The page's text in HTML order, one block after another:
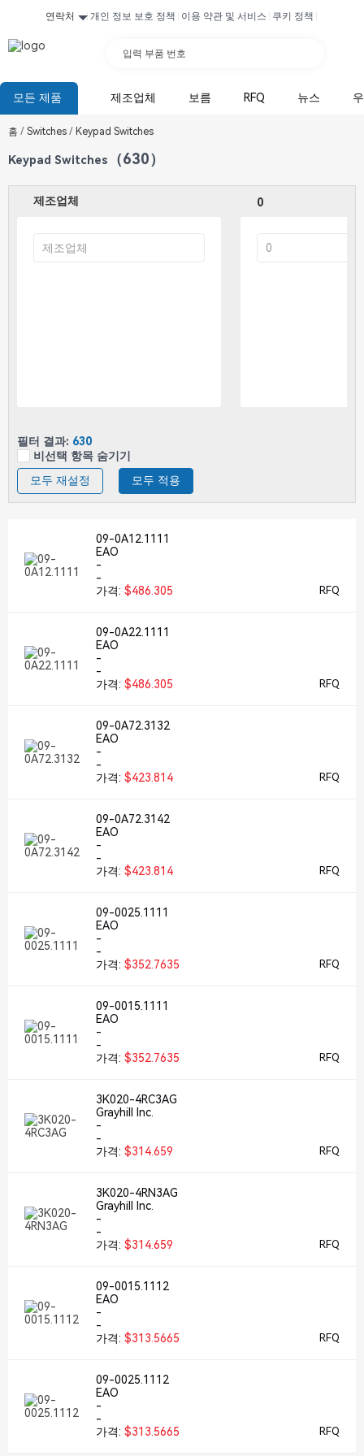
연락처 개인 정보 보호 정책 이용 약관 및 서비스 쿠키 정책
입력 부품 번호
모든 제품 제조업체 보름 RFQ 뉴스
홈 / Switches / Keypad Switches
Keypad Switches （630）
제조업체 0
필터 결과: 630
비선택 항목 숨기기
모두 재설정
모두 적용
09-0A12.1111
EAO
-
-
가격: $486.305 RFQ
09-0A22.1111
EAO
-
-
가격: $486.305 RFQ
09-0A72.3132
EAO
-
-
가격: $423.814 RFQ
09-0A72.3142
EAO
-
-
가격: $423.814 RFQ
09-0025.1111
EAO
-
-
가격: $352.7635 RFQ
09-0015.1111
EAO
-
-
가격: $352.7635 RFQ
3K020-4RC3AG
Grayhill Inc.
-
-
가격: $314.659 RFQ
3K020-4RN3AG
Grayhill Inc.
-
-
가격: $314.659 RFQ
09-0015.1112
EAO
-
-
가격: $313.5665 RFQ
09-0025.1112
EAO
-
-
가격: $313.5665 RFQ